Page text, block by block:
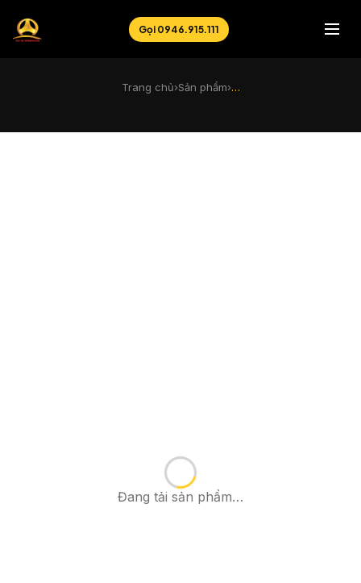
Gọi 0946.915.111
Trang chủ›Sản phẩm›…
Đang tải sản phẩm…